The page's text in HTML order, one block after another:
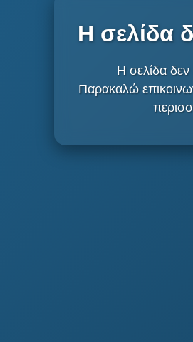
Η σελίδα
Η σελίδα δεν
Παρακαλώ